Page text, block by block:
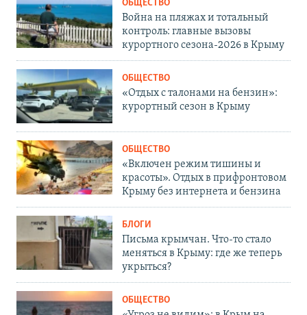
ОБЩЕСТВО
Война на пляжах и тотальный
контроль: главные вызовы
курортного сезона-2026 в Крыму
ОБЩЕСТВО
«Отдых с талонами на бензин»:
курортный сезон в Крыму
ОБЩЕСТВО
«Включен режим тишины и
красоты». Отдых в прифронтовом
Крыму без интернета и бензина
БЛОГИ
Письма крымчан. Что-то стало
меняться в Крыму: где же теперь
укрыться?
ОБЩЕСТВО